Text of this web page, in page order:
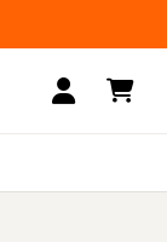
beschikbaar